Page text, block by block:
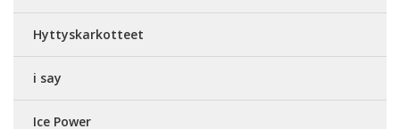
Hyttyskarkotteet
i say
Ice Power